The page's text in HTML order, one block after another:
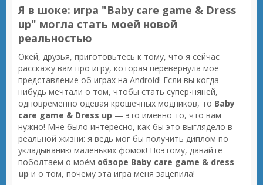
Я в шоке: игра "Baby care game & Dress
up" могла стать моей новой
реальностью
Окей, друзья, приготовьтесь к тому, что я сейчас
расскажу вам про игру, которая перевернула моё
представление об играх на Android! Если вы когда-
нибудь мечтали о том, чтобы стать супер-няней,
одновременно одевая крошечных модников, то Baby
care game & Dress up — это именно то, что вам
нужно! Мне было интересно, как бы это выглядело в
реальной жизни: я ведь мог бы получить диплом по
укладыванию маленьких фомок! Поэтому, давайте
поболтаем о моём обзоре Baby care game & dress
up и о том, почему эта игра меня зацепила!